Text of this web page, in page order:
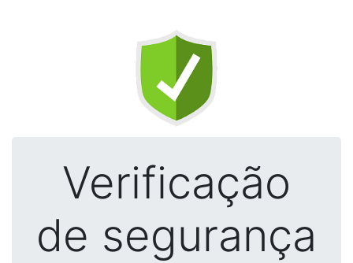
Verificação
de segurança